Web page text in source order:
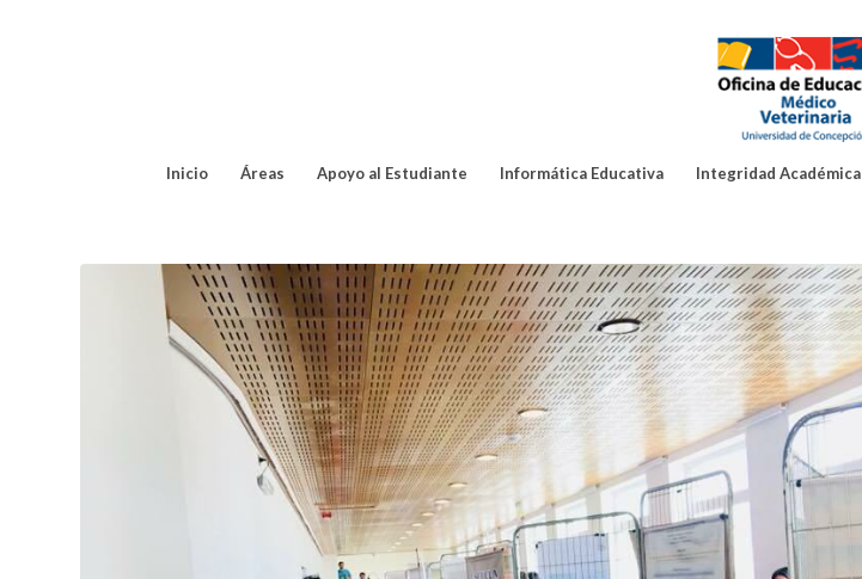
Inicio Áreas Apoyo al Estudiante Informática Educativa Integridad Académica